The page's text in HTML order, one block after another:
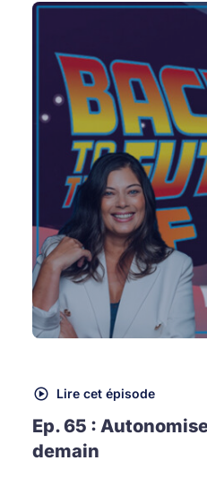
Lire cet épisode
Ep. 65 :
demain